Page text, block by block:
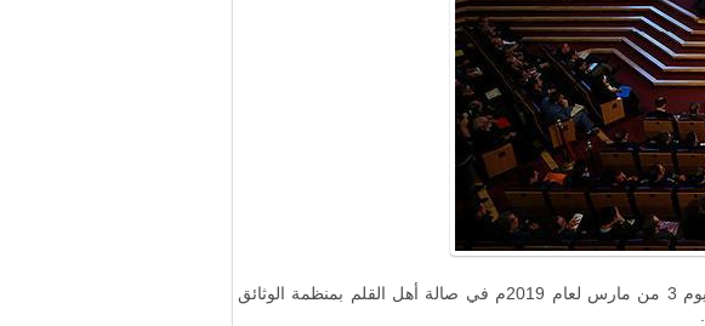
وفقاً لموقع تاريخ إيران الشفوي، أقيم المؤتمر الوطني الثاني للتاريخ الشفهي للدفاع المقدس في يوم 3 من مارس لعام 2019م في صالة أهل القلم بمنظمة الوثائق